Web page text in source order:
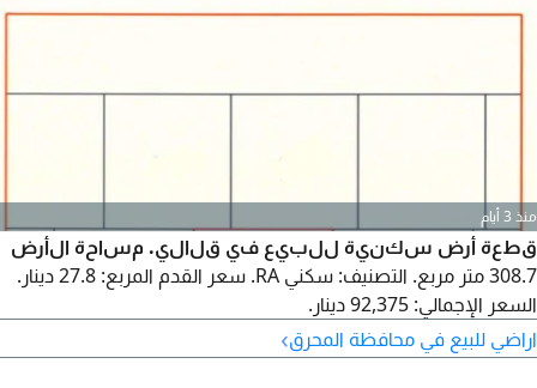
منذ 3 أيام
قطعة أرض سكنية للبيع في قلالي. مساحة الأرض
308.7 متر مربع. التصنيف: سكني RA. سعر القدم المربع: 27.8 دينار.
السعر الإجمالي: 92,375 دينار.
اراضي للبيع في محافظة المحرق›